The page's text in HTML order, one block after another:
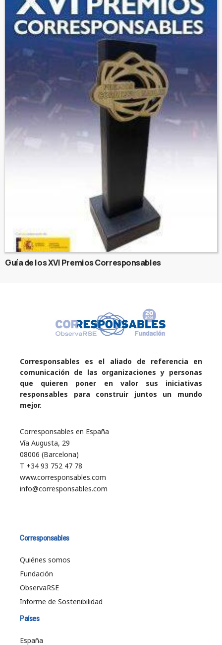
Guía de los XVI Premios Corresponsables
Corresponsables es el aliado de referencia en
comunicación de las organizaciones y personas
que quieren poner en valor sus iniciativas
responsables para construir juntos un mundo
mejor.
Corresponsables en España
Vía Augusta, 29
08006 (Barcelona)
T +34 93 752 47 78
www.corresponsables.com
info@corresponsables.com
Corresponsables
Quiénes somos
Fundación
ObservaRSE
Informe de Sostenibilidad
Países
España